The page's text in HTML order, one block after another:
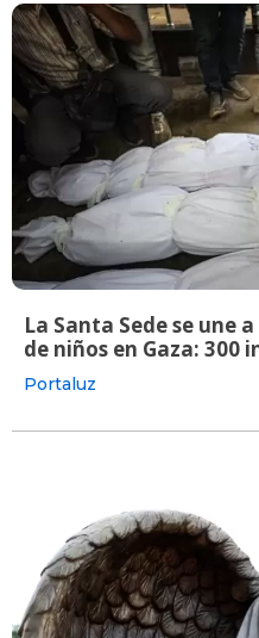
La Santa Sede se une
de niños en Gaza: 300
Portaluz